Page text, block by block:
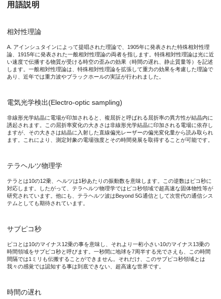
研究の背景
[1] Einstein, A. Zur Elektro dynamik bewegter Körper. Ann.
研究の内容
本研究グループは、電磁気における特殊相対性理論（図2a,b参
本研究成果では、電磁気における特殊相対性理論の直接実証と
図2. 荷電粒子周りに形成されるクーロン電場の二次元分布
特記事項
雑誌名：Nature Physics
用語説明
相対性理論
A. アインシュタインによって提唱された理論で、1905年に発表された特殊相対性理
論、1915年に発表された一般相対性理論の両者を指します。特殊相対性理論は光に近
い速度で伝播する物質が受ける時空の歪みの効果（時間の遅れ、静止質量等）を記述
します。一般相対性理論は、特殊相対性理論を拡張して重力の効果を考慮した理論で
あり、近年では重力波やブラックホールの実証が行われました。
電気光学検出(Electro-optic sampling)
非線形光学結晶に電場が印加されると、複屈折と呼ばれる屈折率の異方性が結晶内に
誘起されます。この屈折率変化の大きさは非線形光学結晶に印加される電場に依存し
ますが、その大きさは結晶に入射した直線偏光レーザーの偏光変化量から読み取られ
ます。これにより、測定対象の電場強度とその時間発展を取得することが可能です。
テラヘルツ物理学
テラとは10の12乗、ヘルツは1秒あたりの振動数を意味します。この逆数はピコ秒に
対応します。したがって、テラヘルツ物理学ではピコ秒領域で超高速な固体物性等が
研究されています。他にも、テラヘルツ波はBeyond 5G通信として次世代の通信シス
テムとしても期待されています。
サブピコ秒
ピコとは10のマイナス12乗の事を意味し、それより一桁小さい10のマイナス13乗の
時間領域をサブピコ秒と呼びます。一秒間に地球を7周半する光でさえも、この時間
間隔では1ミリも伝搬することができません。それだけ、このサブピコ秒領域とは
我々の感覚では認知する事は到底できない、超高速な世界です。
時間の遅れ